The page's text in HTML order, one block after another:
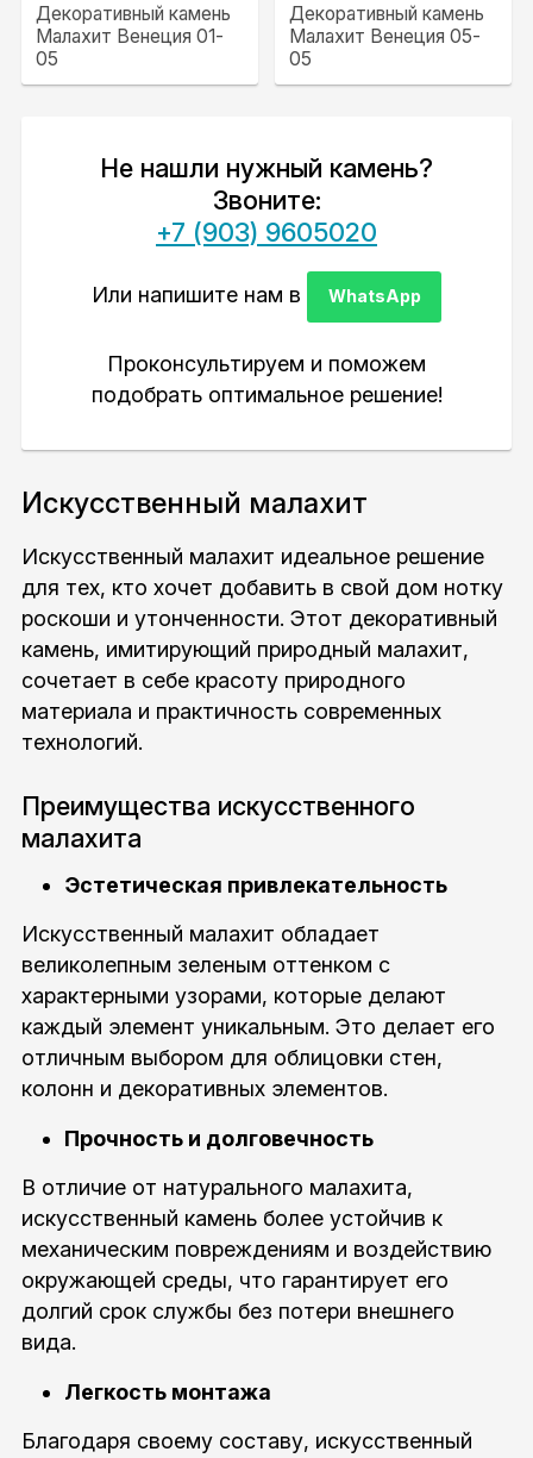
Декоративный камень
Малахит Венеция 01-
05
Декоративный камень
Малахит Венеция 05-
05
Не нашли нужный камень?
Звоните:
+7 (903) 9605020
Или напишите нам в WhatsApp
Проконсультируем и поможем
подобрать оптимальное решение!
Искусственный малахит
Искусственный малахит идеальное решение
для тех, кто хочет добавить в свой дом нотку
роскоши и утонченности. Этот декоративный
камень, имитирующий природный малахит,
сочетает в себе красоту природного
материала и практичность современных
технологий.
Преимущества искусственного
малахита
Эстетическая привлекательность
Искусственный малахит обладает
великолепным зеленым оттенком с
характерными узорами, которые делают
каждый элемент уникальным. Это делает его
отличным выбором для облицовки стен,
колонн и декоративных элементов.
Прочность и долговечность
В отличие от натурального малахита,
искусственный камень более устойчив к
механическим повреждениям и воздействию
окружающей среды, что гарантирует его
долгий срок службы без потери внешнего
вида.
Легкость монтажа
Благодаря своему составу, искусственный